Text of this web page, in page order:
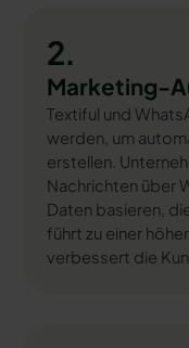
2.
Marketing-
Textiful und
werden, um
erstellen.
Nachrichten über
Daten basieren,
führt zu einer
verbessert die